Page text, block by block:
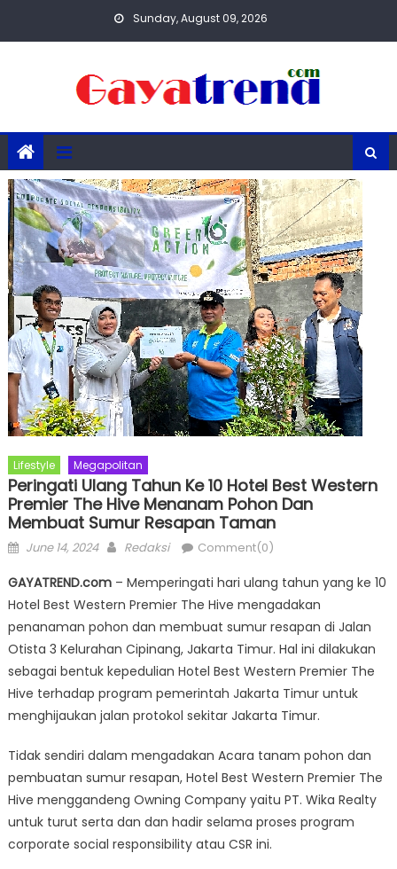
Sunday, August 09, 2026
Lifestyle Megapolitan
Peringati Ulang Tahun Ke 10 Hotel Best Western
Premier The Hive Menanam Pohon Dan
Membuat Sumur Resapan Taman
Posted
June 14, 2024 Author
Redaksi Comment(0)
GAYATREND.com– Memperingati hari ulang tahun yang ke 10
Hotel Best Western Premier The Hive mengadakan
penanaman pohon dan membuat sumur resapan di Jalan
Otista 3 Kelurahan Cipinang, Jakarta Timur. Hal ini dilakukan
sebagai bentuk kepedulian Hotel Best Western Premier The
Hive terhadap program pemerintah Jakarta Timur untuk
menghijaukan jalan protokol sekitar Jakarta Timur.
Tidak sendiri dalam mengadakan Acara tanam pohon dan
pembuatan sumur resapan, Hotel Best Western Premier The
Hive menggandeng Owning Company yaitu PT. Wika Realty
untuk turut serta dan dan hadir selama proses program
corporate social responsibility atau CSR ini.